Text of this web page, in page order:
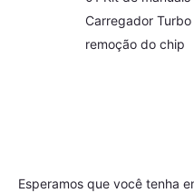
Carregador
remoção do chip
Esperamos que você tenha